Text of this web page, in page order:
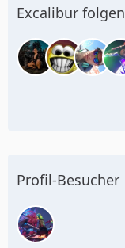
Excalibur folgen
Profil-Besucher